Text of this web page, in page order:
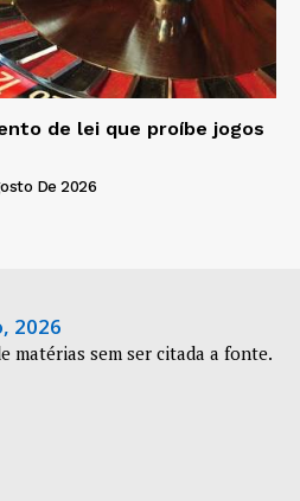
de lei que proíbe jogos
De 2026
2026
matérias sem ser citada a fonte.